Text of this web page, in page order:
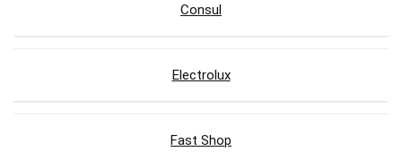
Consul
Electrolux
Fast Shop